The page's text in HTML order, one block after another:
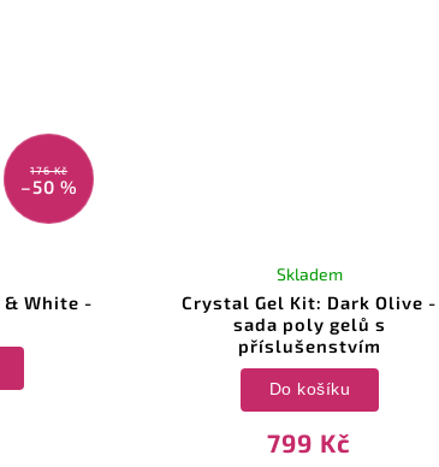
176 Kč
–50 %
& White -
Crystal Gel Kit: Dark Olive -
sada poly gelů s
příslušenstvím
Skladem
799 Kč
Do košíku